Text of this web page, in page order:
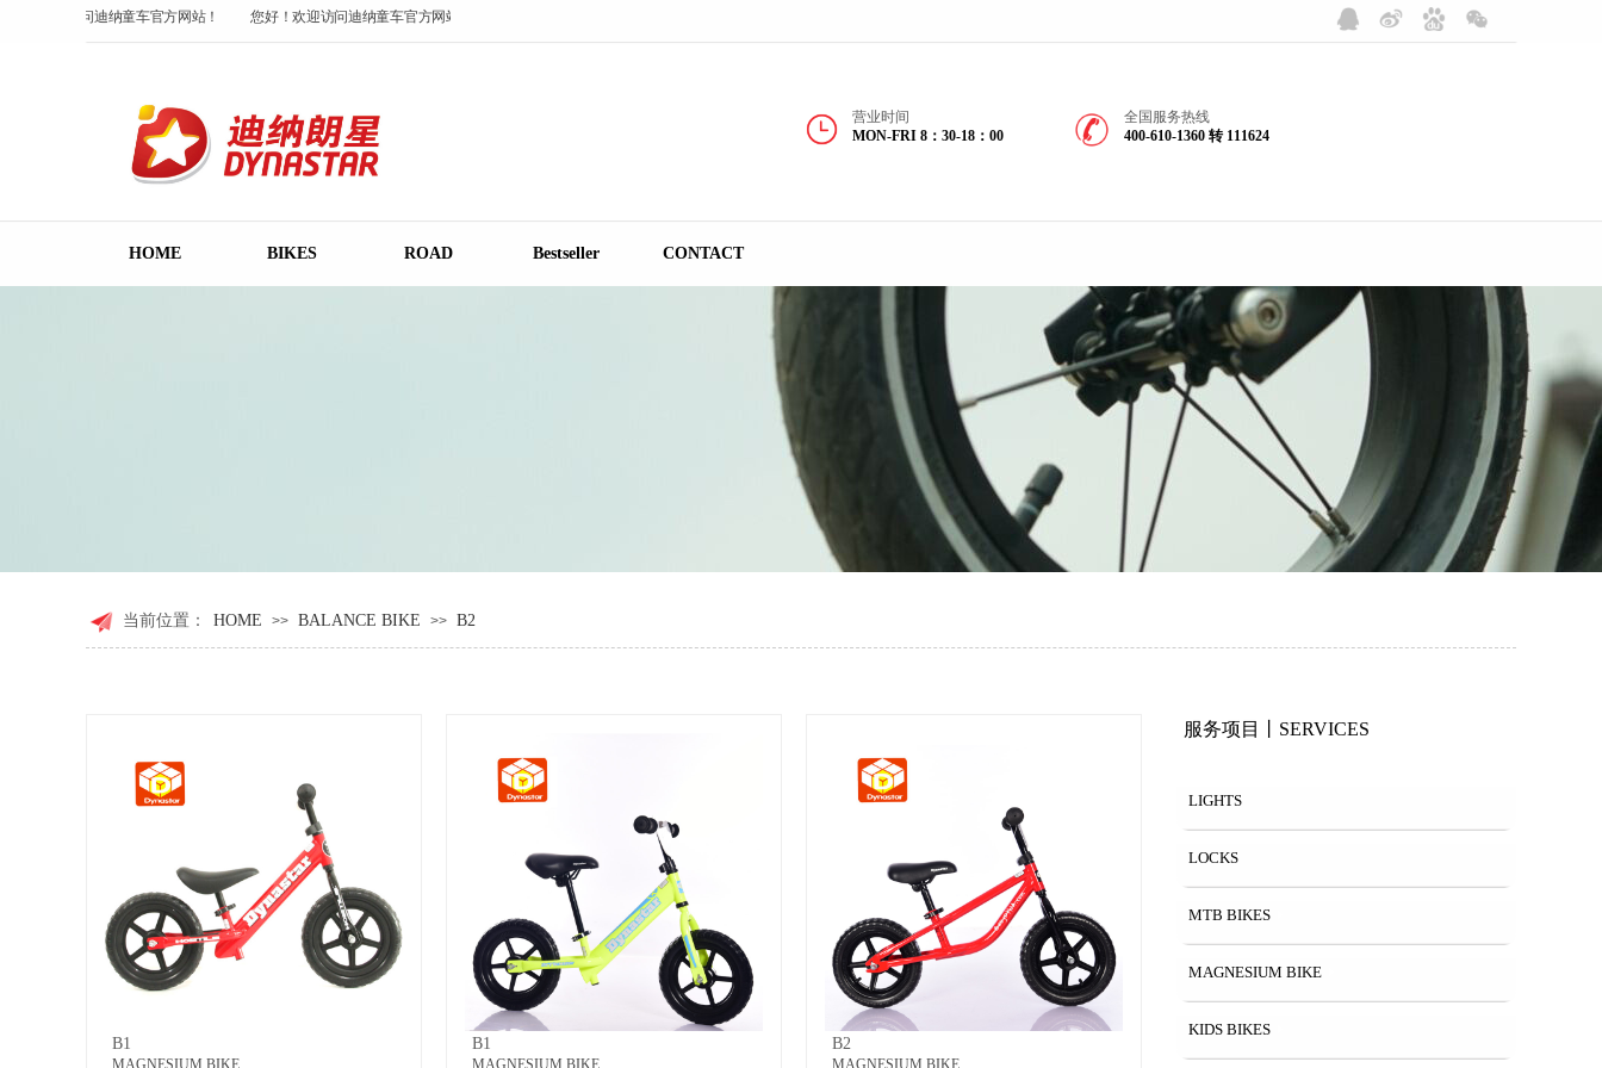
好！欢迎访问迪纳童车官方网站！ 您好！欢迎访问迪纳童车官方网站！
全国服务热线
400-610-1360 转 111624
营业时间
MON-FRI 8：30-18：00
HOME BIKES ROAD Bestseller CONTACT
SERVICES
当前位置： HOME >> BALANCE BIKE >> B2
B1
MAGNESIUM BIKE
B1
MAGNESIUM BIKE
B2
MAGNESIUM BIKE
服务项目丨SERVICES
LIGHTS
LOCKS
MTB BIKES
MAGNESIUM BIKE
KIDS BIKES